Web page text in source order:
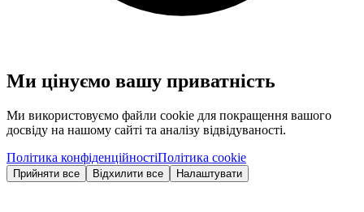
Ми цінуємо вашу приватність
Ми використовуємо файли cookie для покращення вашого
досвіду на нашому сайті та аналізу відвідуваності.
Політика конфіденційностіПолітика cookie
Прийняти все Відхилити все Налаштувати